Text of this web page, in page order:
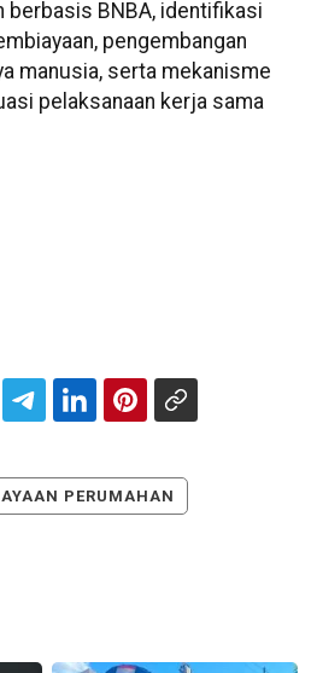
berbasis BNBA, identifikasi
pengembangan
manusia, serta mekanisme
pelaksanaan kerja sama
PERUMAHAN